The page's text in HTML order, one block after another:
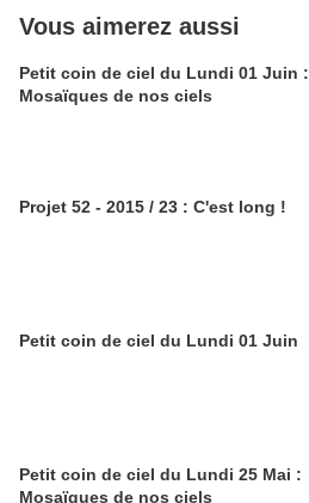
Vous aimerez aussi
Petit coin de ciel du Lundi 01 Juin :
Mosaïques de nos ciels
Projet 52 - 2015 / 23 : C'est long !
Petit coin de ciel du Lundi 01 Juin
Petit coin de ciel du Lundi 25 Mai :
Mosaïques de nos ciels